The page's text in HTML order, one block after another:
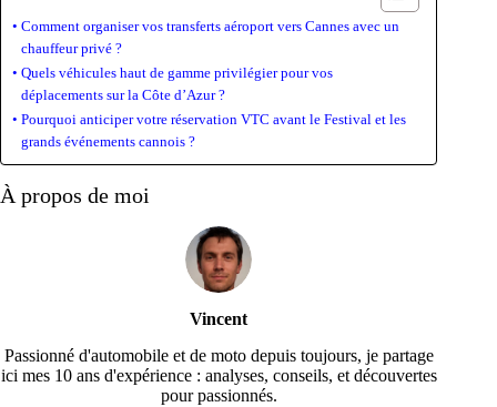
Comment organiser vos transferts aéroport vers Cannes avec un
chauffeur privé ?
Quels véhicules haut de gamme privilégier pour vos
déplacements sur la Côte d’Azur ?
Pourquoi anticiper votre réservation VTC avant le Festival et les
grands événements cannois ?
À propos de moi
Vincent
Passionné d'automobile et de moto depuis toujours, je partage
ici mes 10 ans d'expérience : analyses, conseils, et découvertes
pour passionnés.